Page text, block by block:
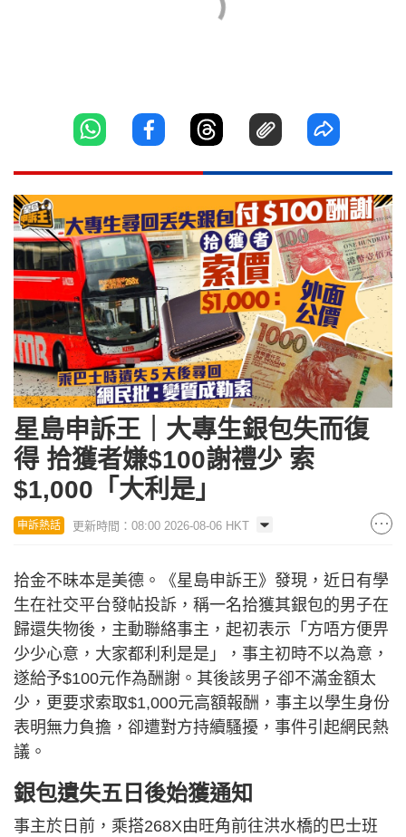
星島申訴王｜大專生銀包失而復
得 拾獲者嫌$100謝禮少 索
$1,000「大利是」
申訴熱話 更新時間：08:00 2026-08-06 HKT
拾金不昧本是美德。《星島申訴王》發現，近日有學
生在社交平台發帖投訴，稱一名拾獲其銀包的男子在
歸還失物後，主動聯絡事主，起初表示「方唔方便畀
少少心意，大家都利利是是」，事主初時不以為意，
遂給予$100元作為酬謝。其後該男子卻不滿金額太
少，更要求索取$1,000元高額報酬，事主以學生身份
表明無力負擔，卻遭對方持續騷擾，事件引起網民熱
議。
銀包遺失五日後始獲通知
事主於日前，乘搭268X由旺角前往洪水橋的巴士班